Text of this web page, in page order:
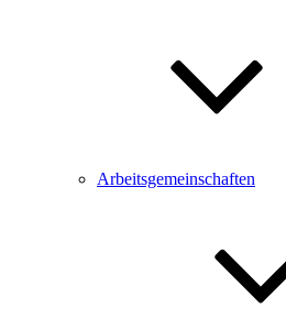
Arbeitsgemeinschaften